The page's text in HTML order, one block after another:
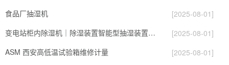
食品厂抽湿机
[2025-08-01]
变电站柜内除湿机｜除湿装置智能型抽湿装置，恒博电气
[2025-08-01]
ASM 西安高低温试验箱维修计量
[2025-08-01]